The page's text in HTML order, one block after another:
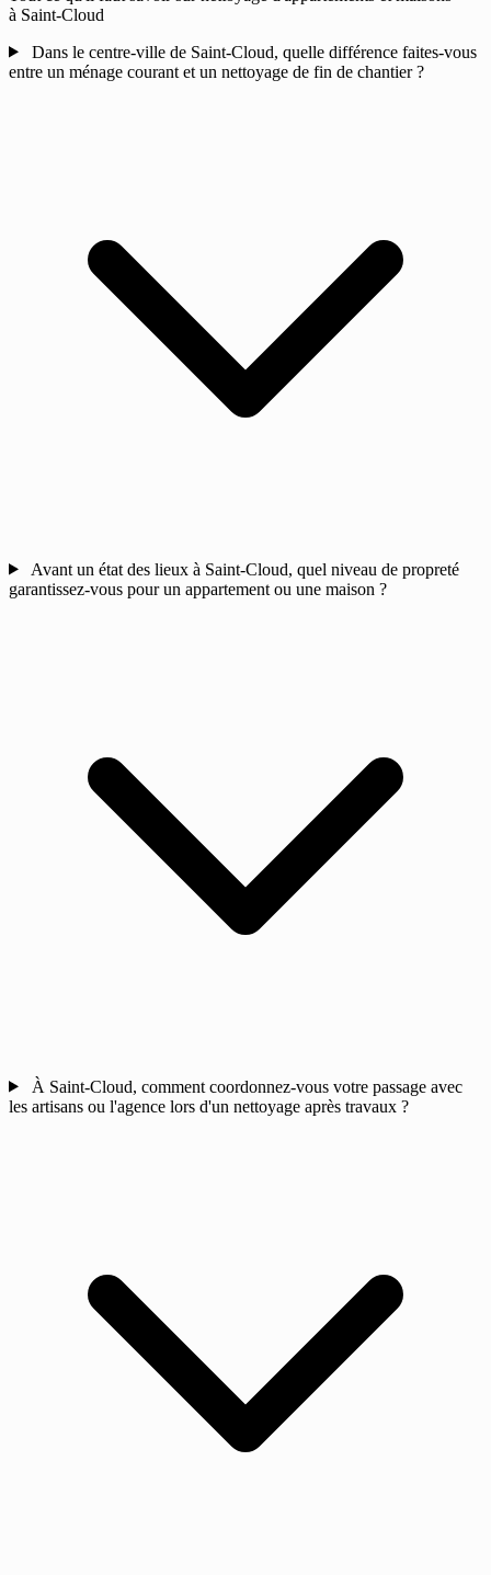
à Saint-Cloud
Dans le centre-ville de Saint-Cloud, quelle différence faites-vous
entre un ménage courant et un nettoyage de fin de chantier ?
Avant un état des lieux à Saint-Cloud, quel niveau de propreté
garantissez-vous pour un appartement ou une maison ?
À Saint-Cloud, comment coordonnez-vous votre passage avec
les artisans ou l'agence lors d'un nettoyage après travaux ?